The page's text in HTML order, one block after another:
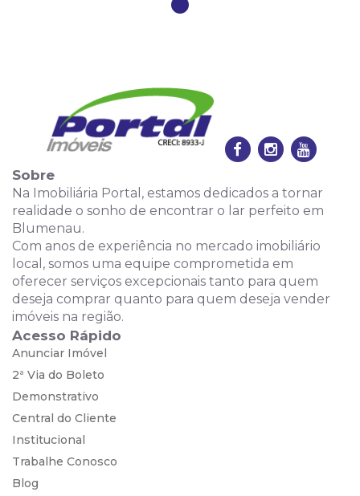
Sobre
Na Imobiliária Portal, estamos dedicados a tornar
realidade o sonho de encontrar o lar perfeito em
Blumenau.
Com anos de experiência no mercado imobiliário
local, somos uma equipe comprometida em
oferecer serviços excepcionais tanto para quem
deseja comprar quanto para quem deseja vender
imóveis na região.
Acesso Rápido
Anunciar Imóvel
2ª Via do Boleto
Demonstrativo
Central do Cliente
Institucional
Trabalhe Conosco
Blog